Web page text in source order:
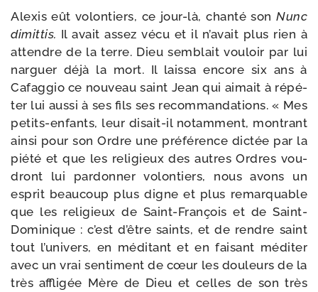
Alexis eût volon­tiers, ce jour-​là, chan­té son Nunc
dimit­tis. Il avait assez vécu et il n’avait plus rien à
attendre de la terre. Dieu sem­blait vou­loir par lui
nar­guer déjà la mort. Il lais­sa encore six ans à
Cafaggio ce nou­veau saint Jean qui aimait à répé­
ter lui aus­si à ses fils ses recom­man­da­tions. « Mes
petits-​enfants, leur disait-​il notam­ment, mon­trant
ain­si pour son Ordre une pré­fé­rence dic­tée par la
pié­té et que les reli­gieux des autres Ordres vou­
dront lui par­donner volon­tiers, nous avons un
esprit beau­coup plus digne et plus remar­quable
que les reli­gieux de Saint-​François et de Saint-​
Domi­nique : c’est d’être saints, et de rendre saint
tout l’univers, en médi­tant et en fai­sant médi­ter
avec un vrai sen­ti­ment de cœur les dou­leurs de la
très affli­gée Mère de Dieu et celles de son très